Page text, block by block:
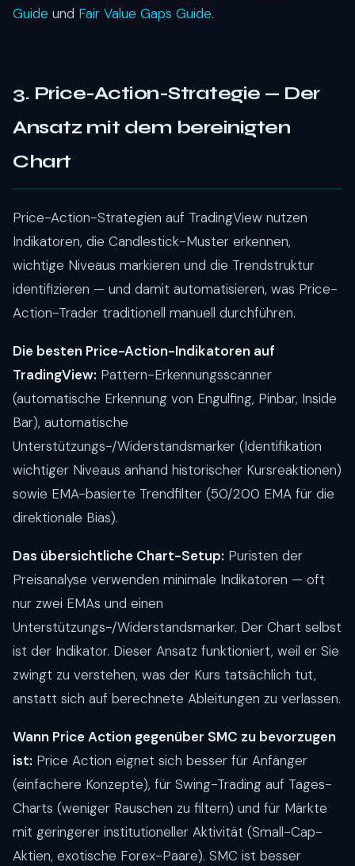
Guide und Fair Value Gaps Guide.
3. Price-Action-Strategie — Der
Ansatz mit dem bereinigten
Chart
Price-Action-Strategien auf TradingView nutzen
Indikatoren, die Candlestick-Muster erkennen,
wichtige Niveaus markieren und die Trendstruktur
identifizieren — und damit automatisieren, was Price-
Action-Trader traditionell manuell durchführen.
Die besten Price-Action-Indikatoren auf
TradingView: Pattern-Erkennungsscanner
(automatische Erkennung von Engulfing, Pinbar, Inside
Bar), automatische
Unterstützungs-/Widerstandsmarker (Identifikation
wichtiger Niveaus anhand historischer Kursreaktionen)
sowie EMA-basierte Trendfilter (50/200 EMA für die
direktionale Bias).
Das übersichtliche Chart-Setup: Puristen der
Preisanalyse verwenden minimale Indikatoren — oft
nur zwei EMAs und einen
Unterstützungs-/Widerstandsmarker. Der Chart selbst
ist der Indikator. Dieser Ansatz funktioniert, weil er Sie
zwingt zu verstehen, was der Kurs tatsächlich tut,
anstatt sich auf berechnete Ableitungen zu verlassen.
Wann Price Action gegenüber SMC zu bevorzugen
ist: Price Action eignet sich besser für Anfänger
(einfachere Konzepte), für Swing-Trading auf Tages-
Charts (weniger Rauschen zu filtern) und für Märkte
mit geringerer institutioneller Aktivität (Small-Cap-
Aktien, exotische Forex-Paare). SMC ist besser